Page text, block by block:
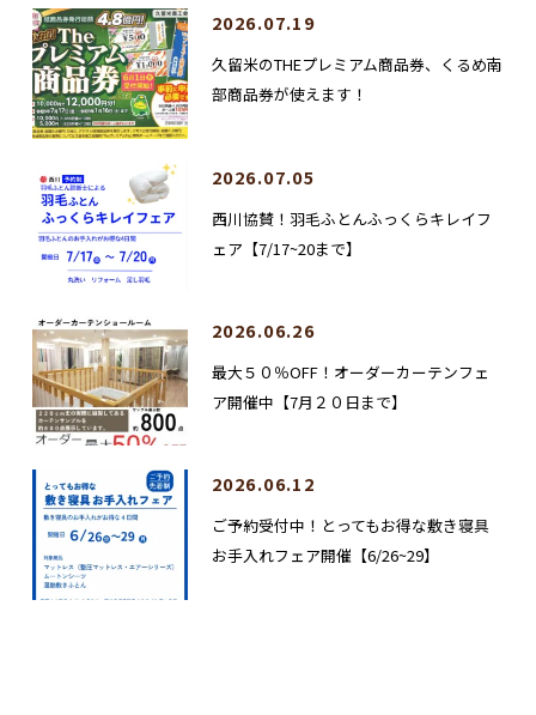
2026.07.19
久留米のTHEプレミアム商品券、くるめ南
部商品券が使えます！
2026.07.05
西川協賛！羽毛ふとんふっくらキレイフ
ェア【7/17~20まで】
2026.06.26
最大５０％OFF！オーダーカーテンフェ
ア開催中【7月２０日まで】
2026.06.12
ご予約受付中！とってもお得な敷き寝具
お手入れフェア開催【6/26~29】